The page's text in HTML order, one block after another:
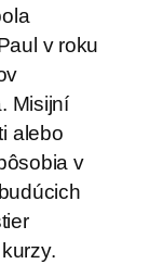
v roku
Misijní
alebo
v